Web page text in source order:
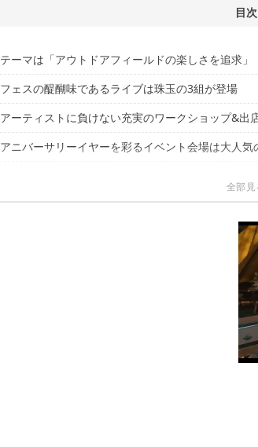
目次
テーマは「アウトドアフィールドの楽しさを追求」
フェスの醍醐味であるライブは珠玉の3組が登場
アーティストに負けない充実のワークショップ&出
アニバーサリーイヤーを彩るイベント会場は大人気